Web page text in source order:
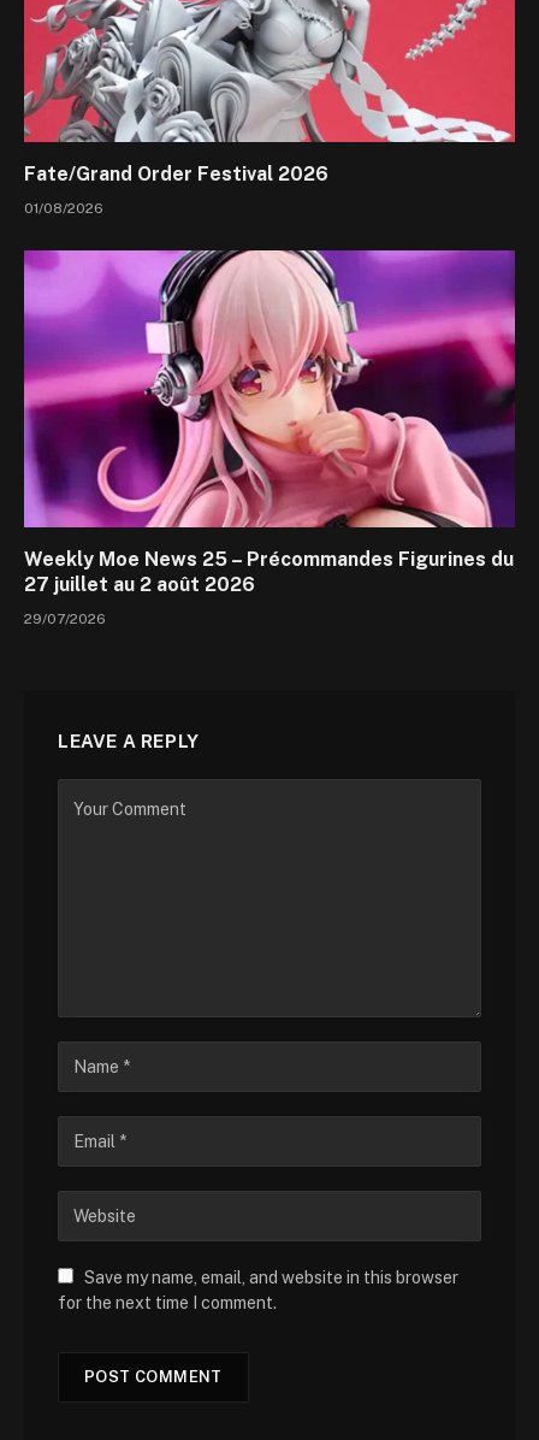
Fate/Grand Order Festival 2026
01/08/2026
Weekly Moe News 25 – Précommandes Figurines du
27 juillet au 2 août 2026
29/07/2026
LEAVE A REPLY
Save my name, email, and website in this browser
for the next time I comment.